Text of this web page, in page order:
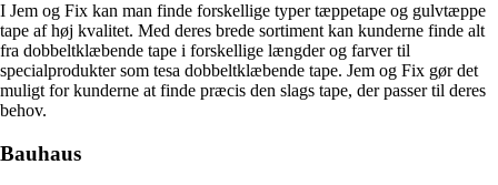
I Jem og Fix kan man finde forskellige typer tæppetape og gulvtæppe
tape af høj kvalitet. Med deres brede sortiment kan kunderne finde alt
fra dobbeltklæbende tape i forskellige længder og farver til
specialprodukter som tesa dobbeltklæbende tape. Jem og Fix gør det
muligt for kunderne at finde præcis den slags tape, der passer til deres
behov.
Bauhaus